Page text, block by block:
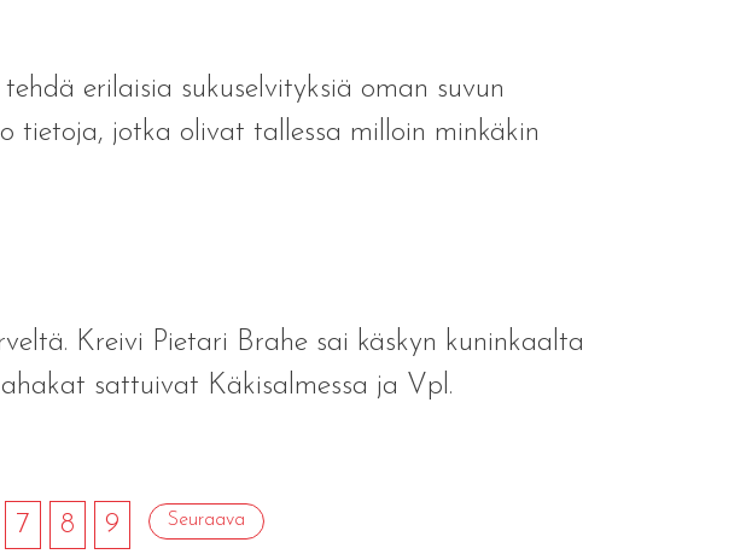
erilaisia sukuselvityksiä oman suvun
tietoja, jotka olivat tallessa milloin minkäkin
Kreivi Pietari Brahe sai käskyn kuninkaalta
sattuivat Käkisalmessa ja Vpl.
7 8 9 Seuraava